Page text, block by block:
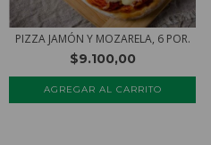
PIZZA JAMÓN Y MOZARELA, 6 POR.
$9.100,00